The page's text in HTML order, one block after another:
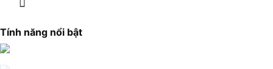
Tính năng nổi bật